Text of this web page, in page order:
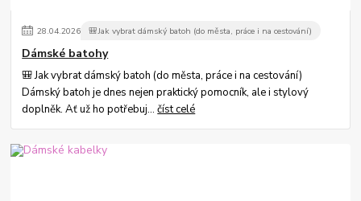
28.04.2026 🎒Jak vybrat dámský batoh (do města, práce i na cestování)
Dámské batohy
🎒 Jak vybrat dámský batoh (do města, práce i na cestování)
Dámský batoh je dnes nejen praktický pomocník, ale i stylový
doplněk. Ať už ho potřebuj...číst celé